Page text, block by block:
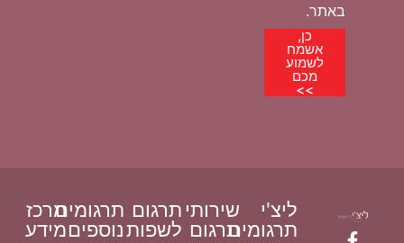
באתר.
כן,
אשמח
לשמוע
מכם
>>
ליצ'י
תרגומים
שירותי
תרגום
תרגום
לשפות
תרגומים
נוספים
מרכז
מידע